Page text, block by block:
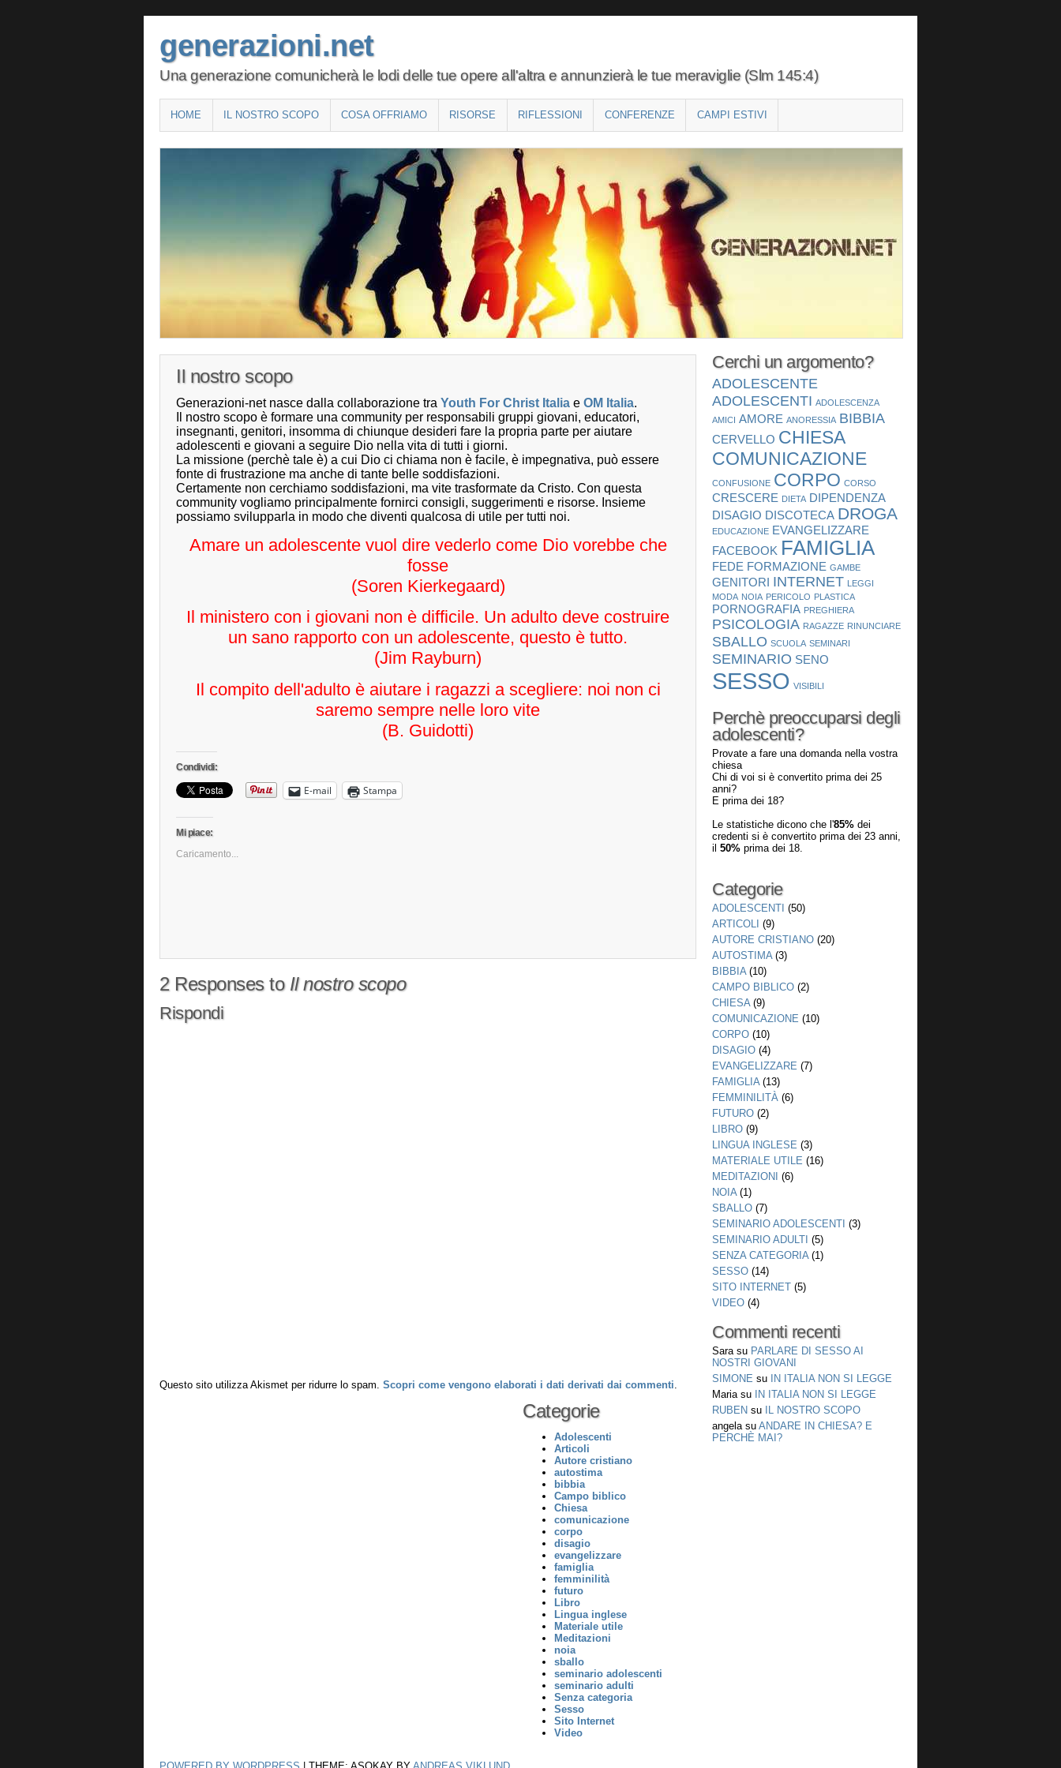
generazioni.net
Una generazione comunicherà le lodi delle tue opere all'altra e annunzierà le tue meraviglie (Slm 145:4)
Main menu
SKIP
TO
HOME IL NOSTRO SCOPO COSA OFFRIAMO RISORSE RIFLESSIONI CONFERENZE CAMPI ESTIVI
Il nostro scopo
Generazioni-net nasce dalla collaborazione tra Youth For Christ Italia e OM Italia.
Il nostro scopo è formare una community per responsabili gruppi giovani, educatori,
insegnanti, genitori, insomma di chiunque desideri fare la propria parte per aiutare
adolescenti e giovani a seguire Dio nella vita di tutti i giorni.
La missione (perchè tale è) a cui Dio ci chiama non è facile, è impegnativa, può essere
fonte di frustrazione ma anche di tante belle soddisfazioni.
Certamente non cerchiamo soddisfazioni, ma vite trasformate da Cristo. Con questa
community vogliamo principalmente fornirci consigli, suggerimenti e risorse. Insieme
possiamo svilupparla in modo che diventi qualcosa di utile per tutti noi.
Amare un adolescente vuol dire vederlo come Dio vorebbe che
fosse
(Soren Kierkegaard)
Il ministero con i giovani non è difficile. Un adulto deve costruire
un sano rapporto con un adolescente, questo è tutto.
(Jim Rayburn)
Il compito dell'adulto è aiutare i ragazzi a scegliere: noi non ci
saremo sempre nelle loro vite
(B. Guidotti)
Condividi:
E-mail Stampa
Mi piace:
Caricamento...
2 Responses to Il nostro scopo
Rispondi
Questo sito utilizza Akismet per ridurre lo spam. Scopri come vengono elaborati i dati derivati dai commenti.
Cerchi un argomento?
ADOLESCENTE
ADOLESCENTI ADOLESCENZA
AMICI AMORE ANORESSIA BIBBIA
CERVELLO CHIESA
COMUNICAZIONE
CONFUSIONE CORPO CORSO
CRESCERE DIETA DIPENDENZA
DISAGIO DISCOTECA DROGA
EDUCAZIONE EVANGELIZZARE
FACEBOOK FAMIGLIA
FEDE FORMAZIONE GAMBE
GENITORI INTERNET LEGGI
MODA NOIA PERICOLO PLASTICA
PORNOGRAFIA PREGHIERA
PSICOLOGIA RAGAZZE RINUNCIARE
SBALLO SCUOLA SEMINARI
SEMINARIO SENO
SESSO VISIBILI
Perchè preoccuparsi degli
adolescenti?
Provate a fare una domanda nella vostra
chiesa
Chi di voi si è convertito prima dei 25
anni?
E prima dei 18?
Le statistiche dicono che l'85% dei
credenti si è convertito prima dei 23 anni,
il 50% prima dei 18.
Categorie
ADOLESCENTI (50)
ARTICOLI (9)
AUTORE CRISTIANO (20)
AUTOSTIMA(3)
BIBBIA(10)
CAMPO BIBLICO (2)
CHIESA(9)
COMUNICAZIONE (10)
CORPO (10)
DISAGIO (4)
EVANGELIZZARE (7)
FAMIGLIA(13)
FEMMINILITÀ (6)
FUTURO (2)
LIBRO (9)
LINGUA INGLESE (3)
MATERIALE UTILE (16)
MEDITAZIONI (6)
NOIA(1)
SBALLO (7)
SEMINARIO ADOLESCENTI (3)
SEMINARIO ADULTI (5)
SENZA CATEGORIA(1)
SESSO (14)
SITO INTERNET (5)
VIDEO (4)
Commenti recenti
Sarasu PARLARE DI SESSO AI
NOSTRI GIOVANI
SIMONE su
IN ITALIA NON SI LEGGE
Mariasu
IN ITALIA NON SI LEGGE
RUBEN su
IL NOSTRO SCOPO
angelasu ANDARE IN CHIESA? E
PERCHÈ MAI?
Categorie
Adolescenti
Articoli
Autore cristiano
autostima
bibbia
Campo biblico
Chiesa
comunicazione
corpo
disagio
evangelizzare
famiglia
femminilità
futuro
Libro
Lingua inglese
Materiale utile
Meditazioni
noia
sballo
seminario adolescenti
seminario adulti
Senza categoria
Sesso
Sito Internet
Video